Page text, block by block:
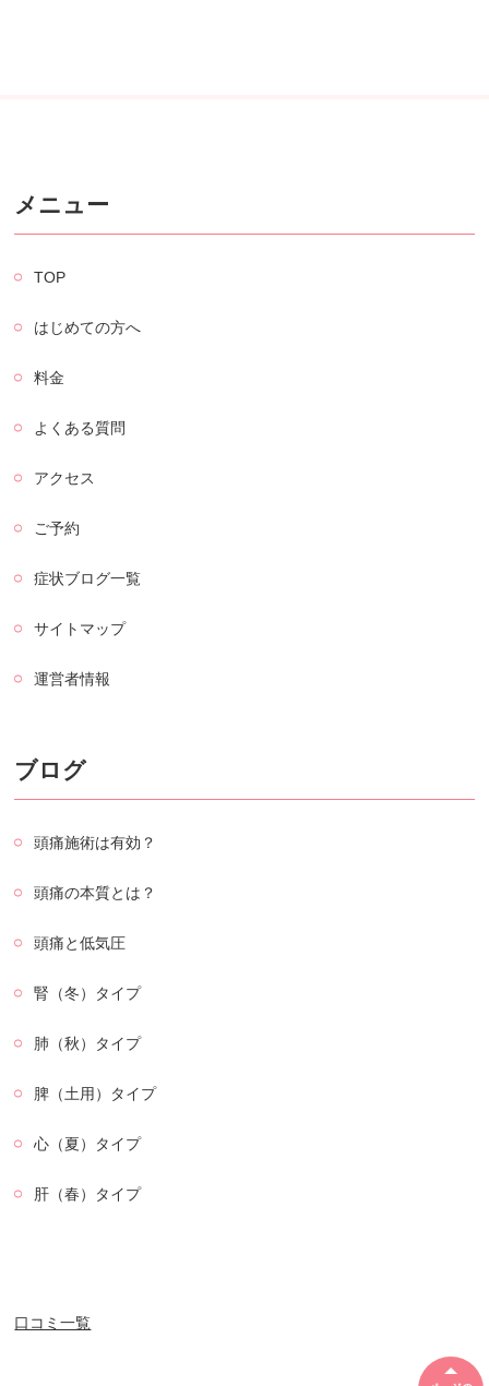
メニュー
TOP
はじめての方へ
料金
よくある質問
アクセス
ご予約
症状ブログ一覧
サイトマップ
運営者情報
ブログ
頭痛施術は有効？
頭痛の本質とは？
頭痛と低気圧
腎（冬）タイプ
肺（秋）タイプ
脾（土用）タイプ
心（夏）タイプ
肝（春）タイプ
口コミ一覧